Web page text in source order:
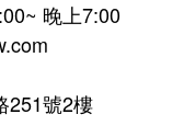
晚上7:00
251號2樓